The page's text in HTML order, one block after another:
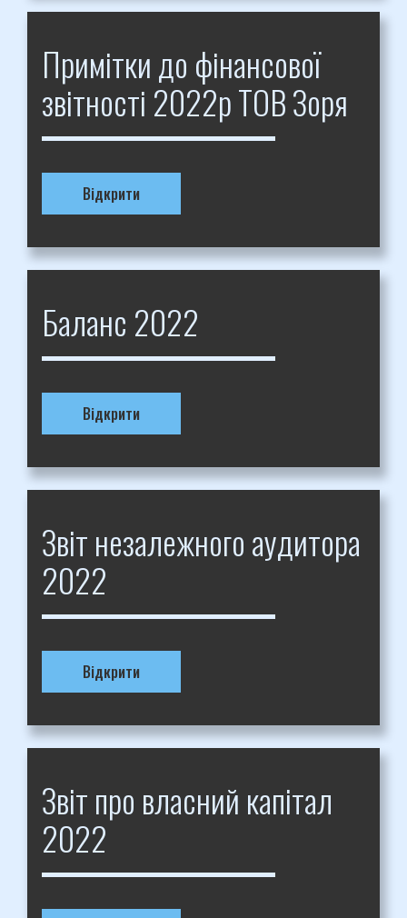
Примітки до фінансової
звітності 2022р ТОВ Зоря
Відкрити
Баланс 2022
Відкрити
Звіт незалежного аудитора
2022
Відкрити
Звіт про власний капітал
2022